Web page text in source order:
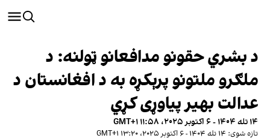
د بشري حقونو مدافعانو ټولنه: د
ملګرو ملتونو پرېکړه به د افغانستان د
عدالت بهیر پیاوړی کړي
۱۴ تله ۱۴۰۴ - ۶ اکتوبر ۲۰۲۵، ۱۱:۵۸ GMT+۱
تازه شوی: ۱۴ تله ۱۴۰۴ - ۶ اکتوبر ۲۰۲۵، ۱۳:۲۰ GMT+۱